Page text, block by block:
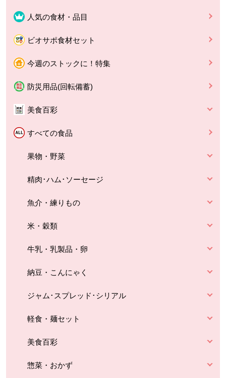
人気の食材・品目
ビオサポ食材セット
今週のストックに！特集
防災用品(回転備蓄)
美食百彩
すべての食品
果物・野菜
精肉･ハム･ソーセージ
魚介・練りもの
米・穀類
牛乳・乳製品・卵
納豆・こんにゃく
ジャム･スプレッド･シリアル
軽食・麺セット
美食百彩
惣菜・おかず